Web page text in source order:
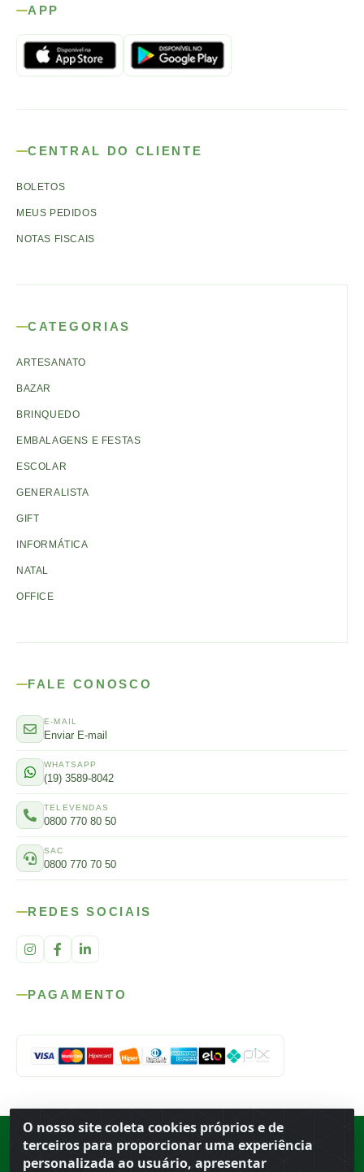
O nosso site coleta cookies próprios e de
terceiros para proporcionar uma experiência
personalizada ao usuário, apresentar
APP
CENTRAL DO CLIENTE
BOLETOS
MEUS PEDIDOS
NOTAS FISCAIS
CATEGORIAS
ARTESANATO
BAZAR
BRINQUEDO
EMBALAGENS E FESTAS
ESCOLAR
GENERALISTA
GIFT
INFORMÁTICA
NATAL
OFFICE
FALE CONOSCO
E-MAIL
Enviar E-mail
WHATSAPP
(19) 3589-8042
TELEVENDAS
0800 770 80 50
SAC
0800 770 70 50
REDES SOCIAIS
PAGAMENTO
Rod. SP-215, s/n, km 98 — Área Rural Porto Ferreira ·BR
· CEP
· CNPJ 56.679.863/0001-91
© 2026 Atacado Ideal